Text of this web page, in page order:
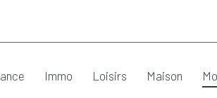
Immo Loisirs Maison